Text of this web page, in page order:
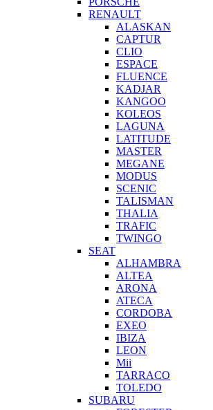
RENAULT
ALASKAN
CAPTUR
CLIO
ESPACE
FLUENCE
KADJAR
KANGOO
KOLEOS
LAGUNA
LATITUDE
MASTER
MEGANE
MODUS
SCENIC
TALISMAN
THALIA
TRAFIC
TWINGO
SEAT
ALHAMBRA
ALTEA
ARONA
ATECA
CORDOBA
EXEO
IBIZA
LEON
Mii
TARRACO
TOLEDO
SUBARU